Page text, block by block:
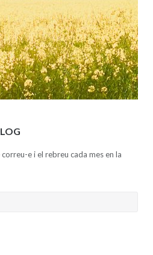
e i el rebreu cada mes en la